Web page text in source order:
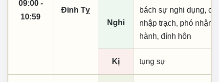
09:00 -
10:59
Đinh Tỵ
Nghi
bách sự nghi dụng,
nhập trạch, phó
hành, đính hôn
Kị tụng sự